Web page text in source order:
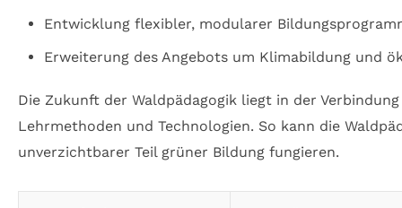
Entwicklung flexibler, modularer
Erweiterung des Angebots um Klimabildung und
Die Zukunft der Waldpädagogik liegt in der
Lehrmethoden und Technologien. So kann die
unverzichtbarer Teil grüner Bildung fungieren.